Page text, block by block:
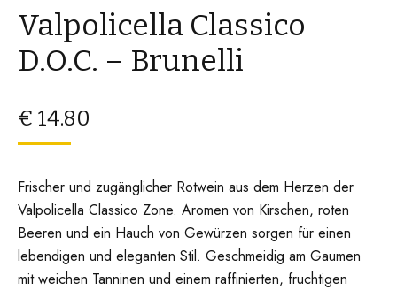
Valpolicella Classico
D.O.C. – Brunelli
€ 14.80
Frischer und zugänglicher Rotwein aus dem Herzen der
Valpolicella Classico Zone. Aromen von Kirschen, roten
Beeren und ein Hauch von Gewürzen sorgen für einen
lebendigen und eleganten Stil. Geschmeidig am Gaumen
mit weichen Tanninen und einem raffinierten, fruchtigen